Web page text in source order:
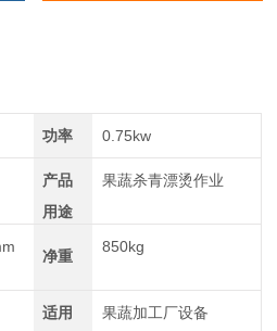
功率 0.75kw
产品
用途
果蔬杀青漂烫作业
净重
850kg
适用 果蔬加工厂设备